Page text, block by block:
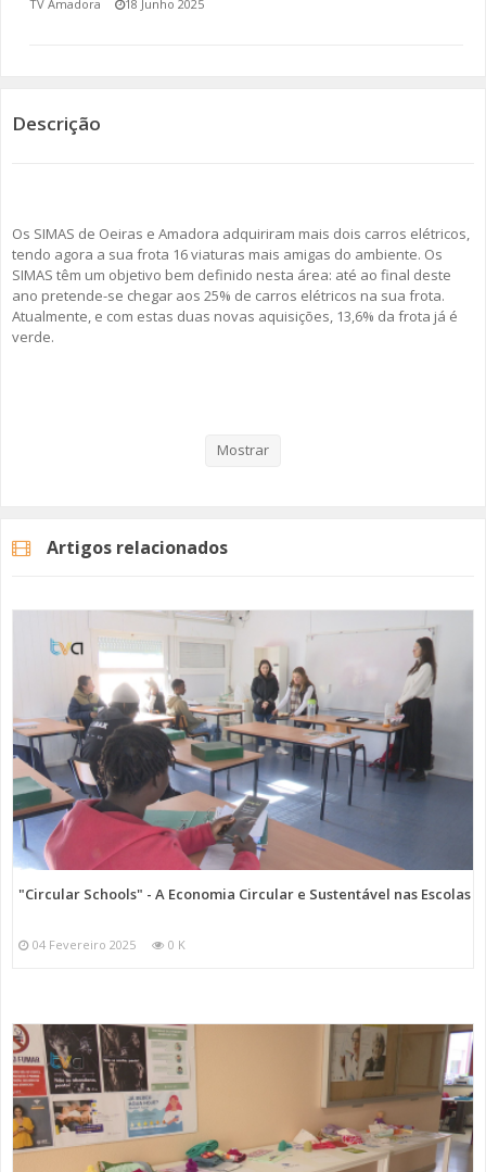
AMADORA LIGA À RESILIÊNCIA
(RE) PENSAMENTOS
ECOMOVE-TE
TV Amadora 18 Junho 2025
Descrição
Os SIMAS de Oeiras e Amadora adquiriram mais dois carros elétricos,
tendo agora a sua frota 16 viaturas mais amigas do ambiente. Os
SIMAS têm um objetivo bem definido nesta área: até ao final deste
ano pretende-se chegar aos 25% de carros elétricos na sua frota.
Atualmente, e com estas duas novas aquisições, 13,6% da frota já é
verde.
sonora, em meio urbano, e ao mesmo tempo não há a emissão de
Imagem: SIMAS de Oeiras e Amadora
Categorias Noticias Atualidade
Mostrar
Artigos relacionados
"Circular Schools" - A Economia Circular e Sustentável nas Escolas
04 Fevereiro 2025 0 K